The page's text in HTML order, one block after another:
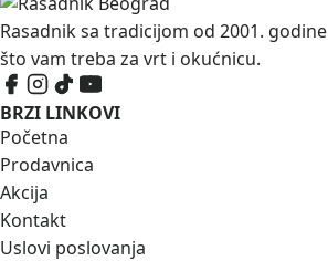
Rasadnik sa tradicijom od 2001.
što vam treba za vrt i okućnicu.
BRZI LINKOVI
Početna
Prodavnica
Akcija
Kontakt
Uslovi poslovanja